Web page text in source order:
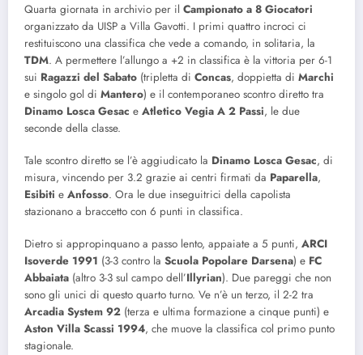
Quarta giornata in archivio per il Campionato a 8 Giocatori
organizzato da UISP a Villa Gavotti. I primi quattro incroci ci
restituiscono una classifica che vede a comando, in solitaria, la
TDM. A permettere l’allungo a +2 in classifica è la vittoria per 6-1
sui Ragazzi del Sabato (tripletta di Concas, doppietta di Marchi
e singolo gol di Mantero) e il contemporaneo scontro diretto tra
Dinamo Losca Gesac e Atletico Vegia A 2 Passi, le due
seconde della classe.
Tale scontro diretto se l’è aggiudicato la Dinamo Losca Gesac, di
misura, vincendo per 3.2 grazie ai centri firmati da Paparella,
Esibiti e Anfosso. Ora le due inseguitrici della capolista
stazionano a braccetto con 6 punti in classifica.
Dietro si appropinquano a passo lento, appaiate a 5 punti, ARCI
Isoverde 1991 (3-3 contro la Scuola Popolare Darsena) e FC
Abbaiata (altro 3-3 sul campo dell’Illyrian). Due pareggi che non
sono gli unici di questo quarto turno. Ve n’è un terzo, il 2-2 tra
Arcadia System 92 (terza e ultima formazione a cinque punti) e
Aston Villa Scassi 1994, che muove la classifica col primo punto
stagionale.